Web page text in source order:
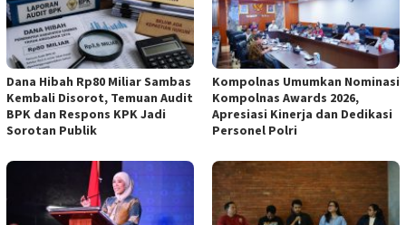
Dana Hibah Rp80 Miliar Sambas
Kembali Disorot, Temuan Audit
BPK dan Respons KPK Jadi
Sorotan Publik
Kompolnas Umumkan Nominasi
Kompolnas Awards 2026,
Apresiasi Kinerja dan Dedikasi
Personel Polri